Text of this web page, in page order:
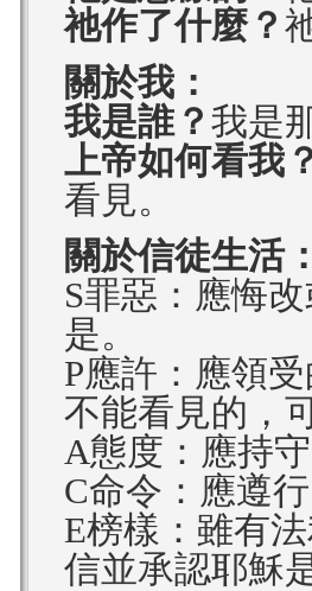
祂作了什麼？
關於我：
我是誰？ 我是
上帝如何看我
看見。
關於信徒生活
S罪惡：應悔
是。
P應許：應領
不能看見的，
A態度：應持
C命令：應遵
E榜樣：雖有
信並承認耶穌